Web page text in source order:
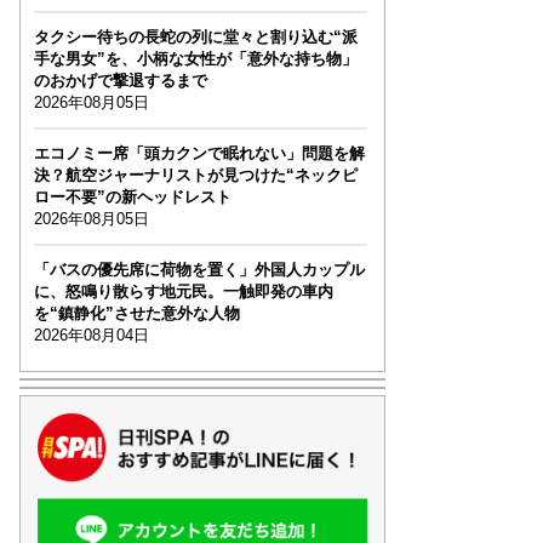
タクシー待ちの長蛇の列に堂々と割り込む“派
手な男女”を、小柄な女性が「意外な持ち物」
のおかげで撃退するまで
2026年08月05日
エコノミー席「頭カクンで眠れない」問題を解
決？航空ジャーナリストが見つけた“ネックピ
ロー不要”の新ヘッドレスト
2026年08月05日
「バスの優先席に荷物を置く」外国人カップル
に、怒鳴り散らす地元民。一触即発の車内
を“鎮静化”させた意外な人物
2026年08月04日